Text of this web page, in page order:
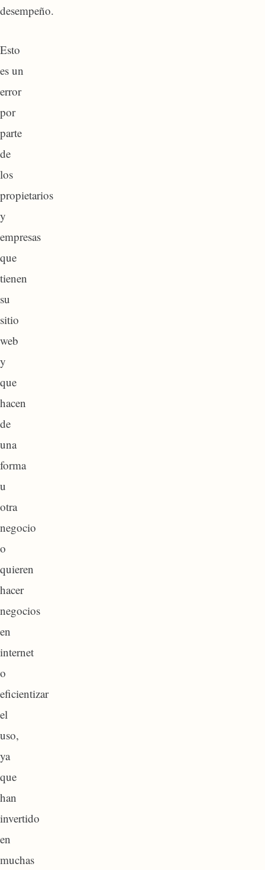
desempeño.
Esto
es un
error
por
parte
de
los
propietarios
y
empresas
que
tienen
su
sitio
web
y
que
hacen
de
una
forma
u
otra
negocio
o
quieren
hacer
negocios
en
internet
o
eficientizar
el
uso,
ya
que
han
invertido
en
muchas